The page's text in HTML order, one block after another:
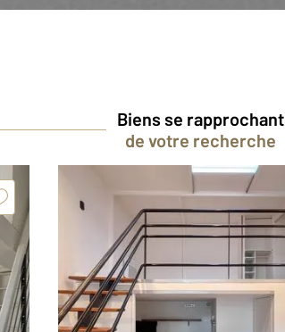
Biens se rapprochant
de votre recherche